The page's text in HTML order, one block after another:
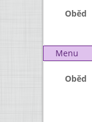
Oběd
Menu
Oběd